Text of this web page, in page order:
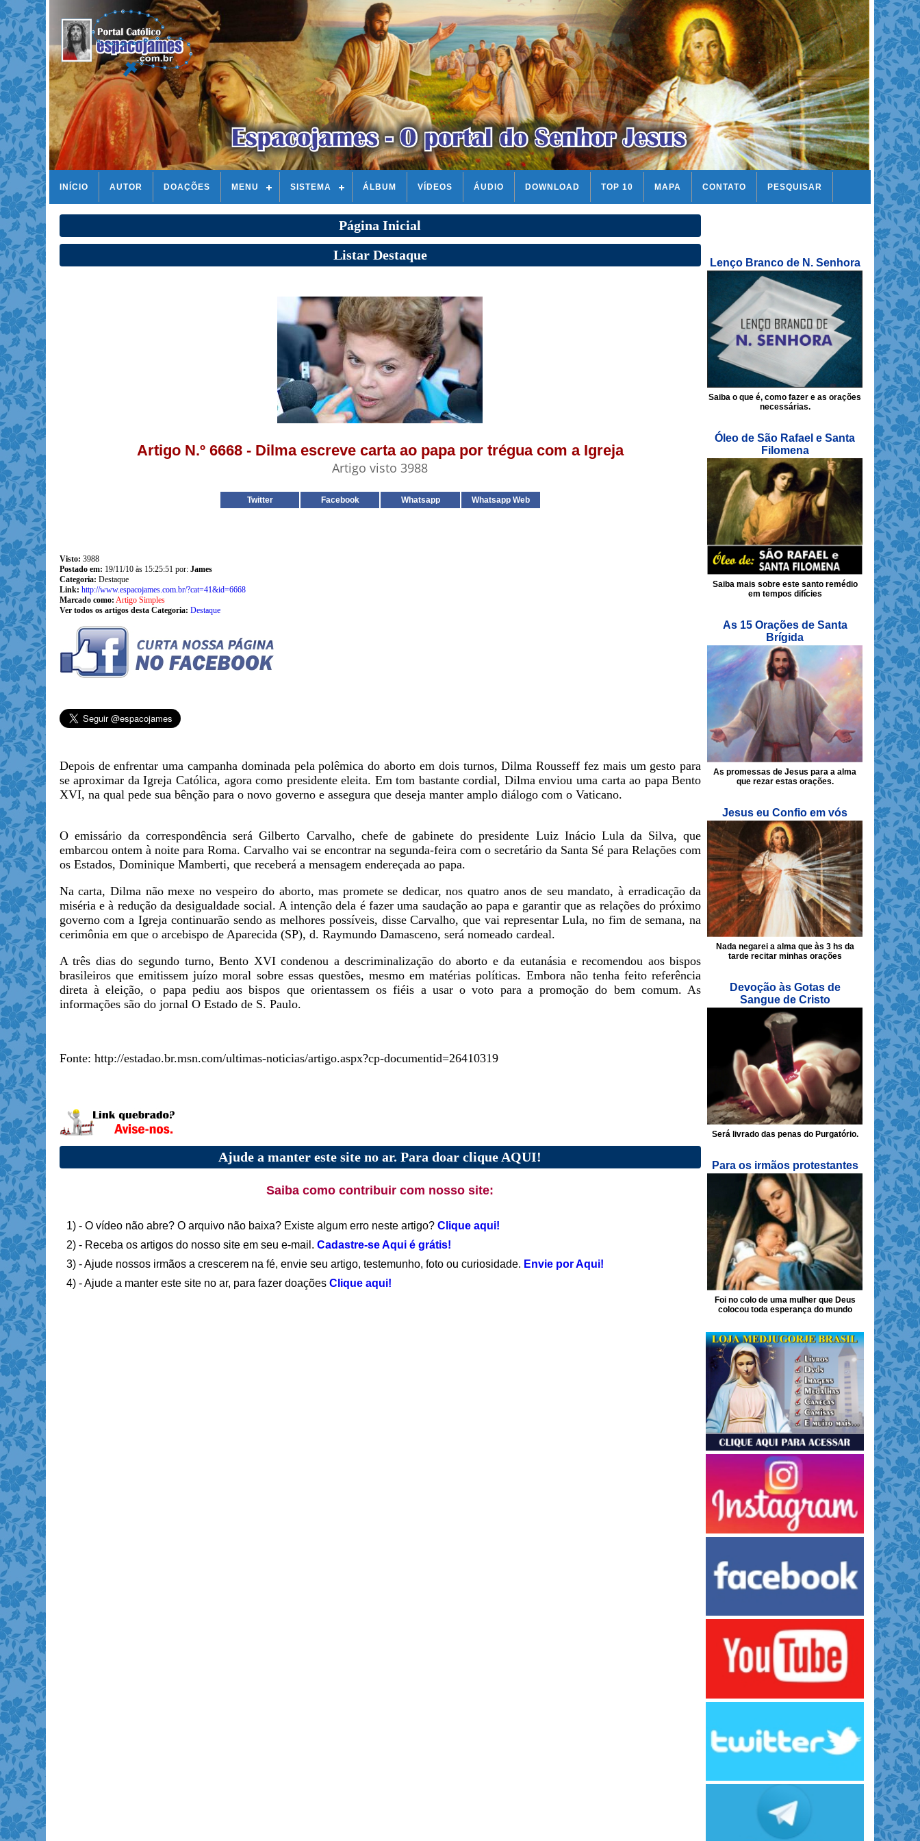
INÍCIO AUTOR DOAÇÕES MENU SISTEMA ÁLBUM VÍDEOS ÁUDIO DOWNLOAD TOP 10 MAPA CONTATO PESQUISAR
Página Inicial
Listar Destaque
Artigo N.º 6668 - Dilma escreve carta ao papa por trégua com a Igreja
Artigo visto 3988
Twitter Facebook Whatsapp Whatsapp Web
Visto: 3988
Postado em: 19/11/10 às 15:25:51 por: James
Categoria: Destaque
Link: http://www.espacojames.com.br/?cat=41&id=6668
Marcado como: Artigo Simples
Ver todos os artigos desta Categoria: Destaque
Depois de enfrentar uma campanha dominada pela polêmica do aborto em dois turnos, Dilma Rousseff fez mais um gesto para
se aproximar da Igreja Católica, agora como presidente eleita. Em tom bastante cordial, Dilma enviou uma carta ao papa Bento
XVI, na qual pede sua bênção para o novo governo e assegura que deseja manter amplo diálogo com o Vaticano.
O emissário da correspondência será Gilberto Carvalho, chefe de gabinete do presidente Luiz Inácio Lula da Silva, que
embarcou ontem à noite para Roma. Carvalho vai se encontrar na segunda-feira com o secretário da Santa Sé para Relações com
os Estados, Dominique Mamberti, que receberá a mensagem endereçada ao papa.
Na carta, Dilma não mexe no vespeiro do aborto, mas promete se dedicar, nos quatro anos de seu mandato, à erradicação da
miséria e à redução da desigualdade social. A intenção dela é fazer uma saudação ao papa e garantir que as relações do próximo
governo com a Igreja continuarão sendo as melhores possíveis, disse Carvalho, que vai representar Lula, no fim de semana, na
cerimônia em que o arcebispo de Aparecida (SP), d. Raymundo Damasceno, será nomeado cardeal.
A três dias do segundo turno, Bento XVI condenou a descriminalização do aborto e da eutanásia e recomendou aos bispos
brasileiros que emitissem juízo moral sobre essas questões, mesmo em matérias políticas. Embora não tenha feito referência
direta à eleição, o papa pediu aos bispos que orientassem os fiéis a usar o voto para a promoção do bem comum. As
informações são do jornal O Estado de S. Paulo.
Fonte: http://estadao.br.msn.com/ultimas-noticias/artigo.aspx?cp-documentid=26410319
Ajude a manter este site no ar. Para doar clique AQUI!
Saiba como contribuir com nosso site:
1) - O vídeo não abre? O arquivo não baixa? Existe algum erro neste artigo? Clique aqui!
2) - Receba os artigos do nosso site em seu e-mail. Cadastre-se Aqui é grátis!
3) - Ajude nossos irmãos a crescerem na fé, envie seu artigo, testemunho, foto ou curiosidade. Envie por Aqui!
4) - Ajude a manter este site no ar, para fazer doações Clique aqui!
Lenço Branco de N. Senhora
Saiba o que é, como fazer e as orações
necessárias.
Óleo de São Rafael e Santa
Filomena
Saiba mais sobre este santo remédio
em tempos difícies
As 15 Orações de Santa
Brígida
As promessas de Jesus para a alma
que rezar estas orações.
Jesus eu Confio em vós
Nada negarei a alma que às 3 hs da
tarde recitar minhas orações
Devoção às Gotas de
Sangue de Cristo
Será livrado das penas do Purgatório.
Para os irmãos protestantes
Foi no colo de uma mulher que Deus
colocou toda esperança do mundo